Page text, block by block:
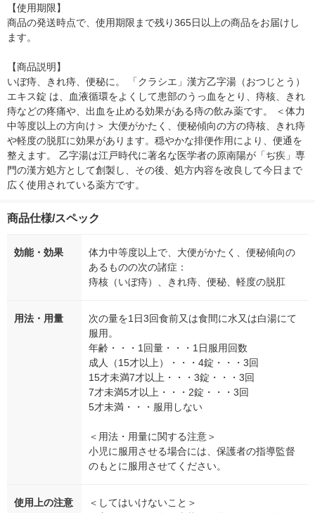
【使用期限】
商品の発送時点で、使用期限まで残り365日以上の商品をお届けし
ます。
【商品説明】
いぼ痔、きれ痔、便秘に。 「クラシエ」漢方乙字湯（おつじとう）
エキス錠 は、血液循環をよくして患部のうっ血をとり、痔核、きれ
痔などの疼痛や、出血を止める効果がある痔の飲み薬です。 ＜体力
中等度以上の方向け＞ 大便がかたく、便秘傾向の方の痔核、きれ痔
や軽度の脱肛に効果があります。穏やかな排便作用により、便通を
整えます。 乙字湯は江戸時代に著名な医学者の原南陽が「ぢ疾」専
門の漢方処方として創製し、その後、処方内容を改良して今日まで
広く使用されている薬方です。
商品仕様/スペック
効能・効果
体力中等度以上で、大便がかたく、便秘傾向の
あるものの次の諸症：
痔核（いぼ痔）、きれ痔、便秘、軽度の脱肛
用法・用量
次の量を1日3回食前又は食間に水又は白湯にて
服用。
年齢・・・1回量・・・1日服用回数
成人（15才以上）・・・4錠・・・3回
15才未満7才以上・・・3錠・・・3回
7才未満5才以上・・・2錠・・・3回
5才未満・・・服用しない
＜用法・用量に関する注意＞
小児に服用させる場合には、保護者の指導監督
のもとに服用させてください。
使用上の注意
＜してはいけないこと＞